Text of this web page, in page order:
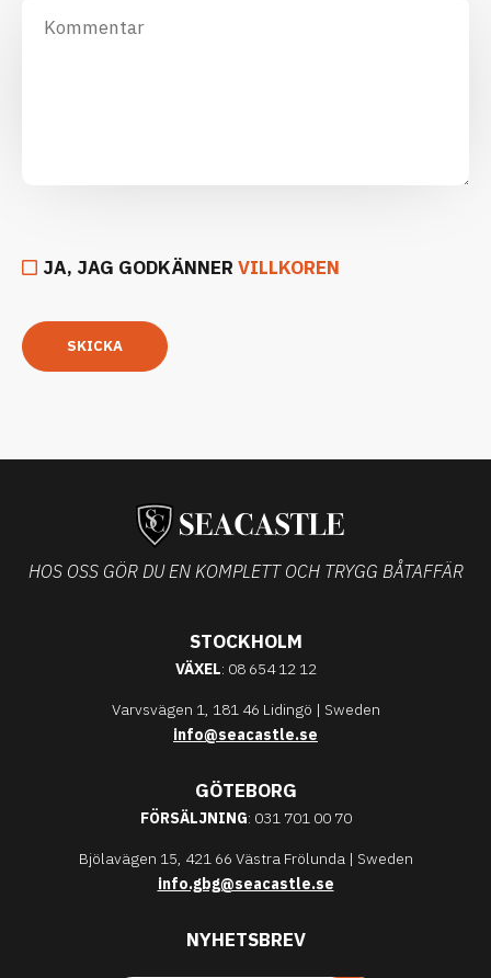
JA, JAG GODKÄNNER VILLKOREN
SKICKA
HOS OSS GÖR DU EN KOMPLETT OCH TRYGG BÅTAFFÄR
STOCKHOLM
VÄXEL: 08 654 12 12
Varvsvägen 1, 181 46 Lidingö | Sweden
info@seacastle.se
GÖTEBORG
FÖRSÄLJNING: 031 701 00 70
Bjölavägen 15, 421 66 Västra Frölunda | Sweden
info.gbg@seacastle.se
NYHETSBREV